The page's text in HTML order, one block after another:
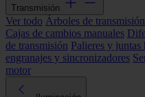
Transmisión
Ver todo Árboles de transmisión
Cajas de cambios manuales
de transmisión Palieres y juntas
engranajes y sincronizadores
motor